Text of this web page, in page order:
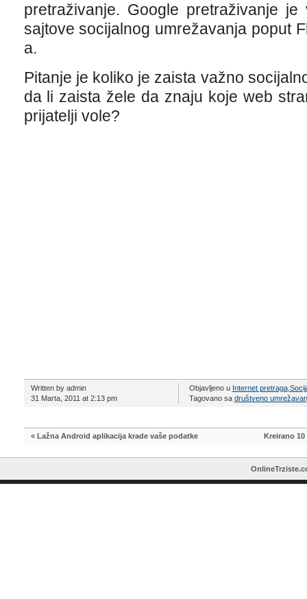
pretraživanje. Google pretraživanje
sajtove socijalnog umrežavanja poput
a.
Pitanje je koliko je zaista važno
da li zaista žele da znaju koje web
prijatelji vole?
Written by admin
31 Marta, 2011 at 2:13 pm
Objavljeno u Internet pretraga,
Tagovano sa društveno
« Lažna Android aplikacija krade vaše podatke Kreirano